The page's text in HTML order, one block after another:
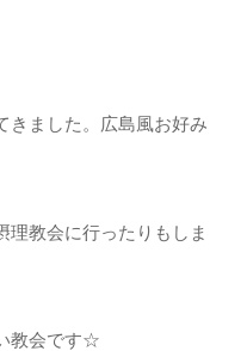
きました。広島風お好み
理教会に行ったりもしま
教会です☆